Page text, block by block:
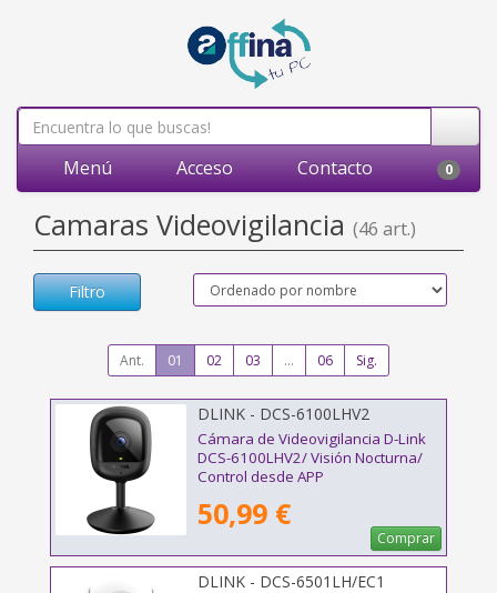
Menú Acceso Contacto 0
Camaras Videovigilancia (46 art.)
Filtro
Ant. 01 02 03 ... 06 Sig.
DLINK - DCS-6100LHV2
Cámara de Videovigilancia D-Link
DCS-6100LHV2/ Visión Nocturna/
Control desde APP
50,99 €
Comprar
DLINK - DCS-6501LH/EC1